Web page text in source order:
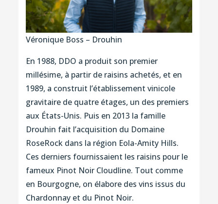
Véronique Boss – Drouhin
En 1988, DDO a produit son premier
millésime, à partir de raisins achetés, et en
1989, a construit l’établissement vinicole
gravitaire de quatre étages, un des premiers
aux États-Unis. Puis en 2013 la famille
Drouhin fait l’acquisition du Domaine
RoseRock dans la région Eola-Amity Hills.
Ces derniers fournissaient les raisins pour le
fameux Pinot Noir Cloudline. Tout comme
en Bourgogne, on élabore des vins issus du
Chardonnay et du Pinot Noir.